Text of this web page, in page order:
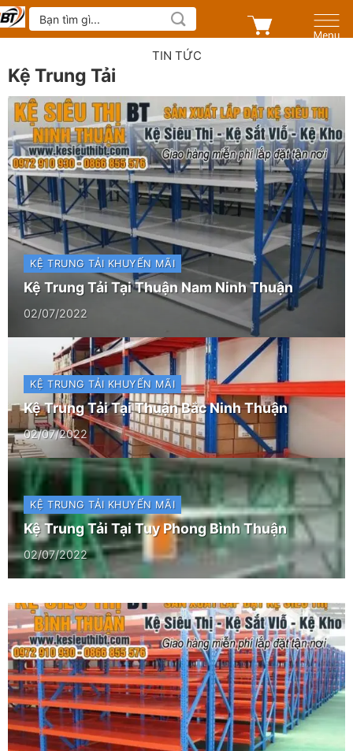
Skip
to
Tìm
kiếm:
TIN TỨC
Kệ Trung Tải
KỆ TRUNG TẢI KHUYẾN MÃI
Kệ Trung Tải Tại Thuận Nam Ninh Thuận
02/07/2022
KỆ TRUNG TẢI KHUYẾN MÃI
Kệ Trung Tải Tại Thuận Bắc Ninh Thuận
02/07/2022
KỆ TRUNG TẢI KHUYẾN MÃI
Kệ Trung Tải Tại Tuy Phong Bình Thuận
02/07/2022